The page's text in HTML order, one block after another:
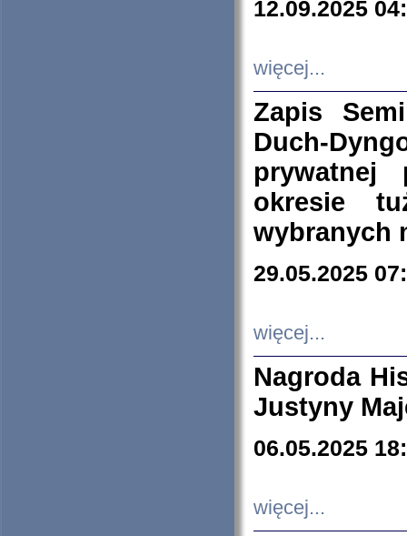
12.09.2025
więcej...
Zapis
Duch-
prywatnej
okresie
wybranych
29.05.2025
więcej...
Nagroda
Justyny
06.05.2025
więcej...